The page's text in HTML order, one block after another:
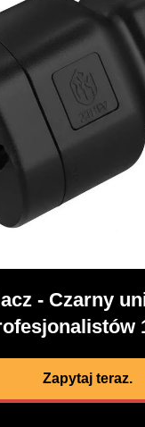
- Czarny
Zapytaj teraz.